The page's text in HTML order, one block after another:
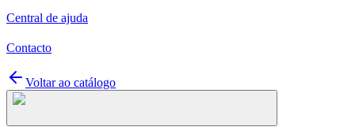
Central de ajuda
Contacto
Voltar ao catálogo